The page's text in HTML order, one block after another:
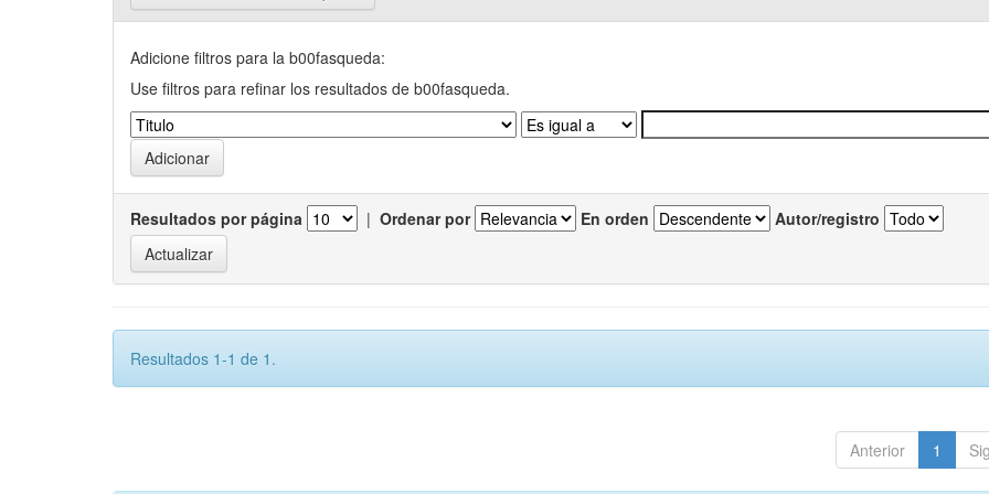
Adicione filtros para la b00fasqueda:
Use filtros para refinar los resultados de b00fasqueda.
Resultados por página | Ordenar por En orden Autor/registro
Resultados 1-1 de 1.
Anterior 1